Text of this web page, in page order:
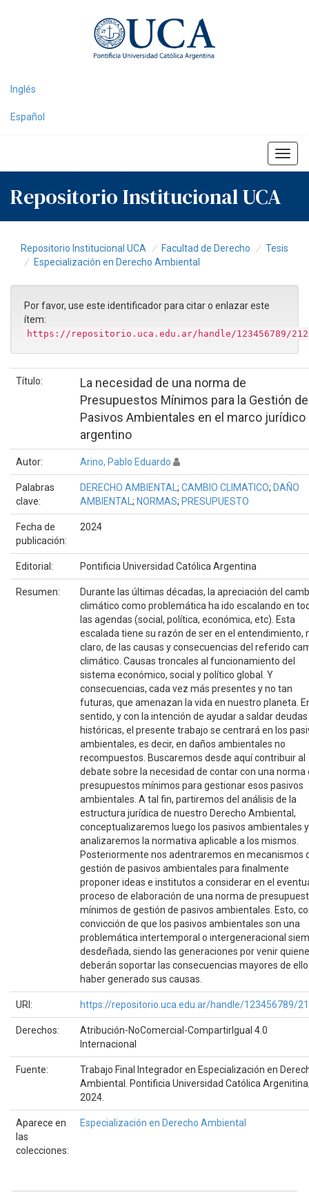
Inglés
Español
Repositorio Institucional UCA
Repositorio Institucional UCA Facultad de Derecho
Tesis
Especialización en Derecho Ambiental
Por favor, use este identificador para citar o enlazar este
ítem:
https://repositorio.uca.edu.ar/handle/123456789/
Título:
La necesidad de una norma de
Presupuestos Mínimos para la Gestión de
Pasivos Ambientales en el marco jurídico
argentino
Autor: Arino, Pablo Eduardo
Palabras
clave:
DERECHO AMBIENTAL ; CAMBIO CLIMATICO; DAÑO
AMBIENTAL ; NORMAS; PRESUPUESTO
Fecha de
publicación:
2024
Editorial: Pontificia Universidad Católica Argentina
Resumen:
Durante las últimas décadas, la apreciación del
climático como problemática ha ido escalando en
las agendas (social, política, económica, etc). Esta
escalada tiene su razón de ser en el entendimiento,
claro, de las causas y consecuencias del referido
climático. Causas troncales al funcionamiento del
sistema económico, social y político global. Y
consecuencias, cada vez más presentes y no tan
futuras, que amenazan la vida en nuestro planeta.
sentido, y con la intención de ayudar a saldar deudas
históricas, el presente trabajo se centrará en los
ambientales, es decir, en daños ambientales no
recompuestos. Buscaremos desde aquí contribuir al
debate sobre la necesidad de contar con una norma
presupuestos mínimos para gestionar esos pasivos
ambientales. A tal fin, partiremos del análisis de la
estructura jurídica de nuestro Derecho Ambiental,
conceptualizaremos luego los pasivos ambientales y
analizaremos la normativa aplicable a los mismos.
Posteriormente nos adentraremos en mecanismos
gestión de pasivos ambientales para finalmente
proponer ideas e institutos a considerar en el
proceso de elaboración de una norma de
mínimos de gestión de pasivos ambientales. Esto,
convicción de que los pasivos ambientales son una
problemática intertemporal o intergeneracional
desdeñada, siendo las generaciones por venir
deberán soportar las consecuencias mayores de
haber generado sus causas.
URI: https://repositorio.uca.edu.ar/handle/123456789/
Derechos:
Atribución-NoComercial-CompartirIgual 4.0
Internacional
Fuente:
Trabajo Final Integrador en Especialización en
Ambiental. Pontificia Universidad Católica
2024.
Aparece en
las
colecciones:
Especialización en Derecho Ambiental